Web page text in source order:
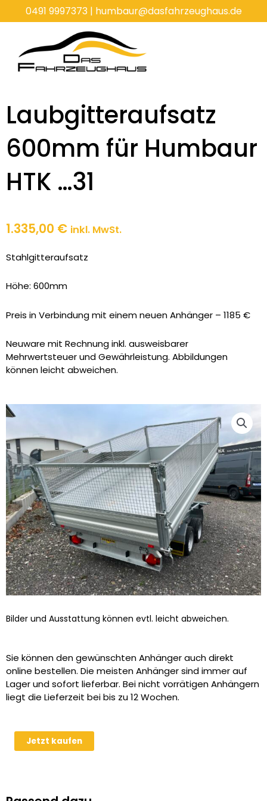
0491 9997373| humbaur@dasfahrzeughaus.de
Bilder und Ausstattung können evtl. leicht abweichen.
Sie können den gewünschten Anhänger auch direkt
online bestellen. Die meisten Anhänger sind immer auf
Lager und sofort lieferbar. Bei nicht vorrätigen Anhängern
liegt die Lieferzeit bei bis zu 12 Wochen.
Laubgitteraufsatz
600mm
Jetzt kaufen
Laubgitteraufsatz
600mm für Humbaur
HTK …31
1.335,00 € inkl. MwSt.
Stahlgitteraufsatz
Höhe: 600mm
Preis in Verbindung mit einem neuen Anhänger – 1185 €
Neuware mit Rechnung inkl. ausweisbarer
Mehrwertsteuer und Gewährleistung. Abbildungen
können leicht abweichen.